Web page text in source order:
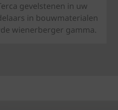
gevelstenen in uw
in bouwmaterialen
wienerberger gamma.